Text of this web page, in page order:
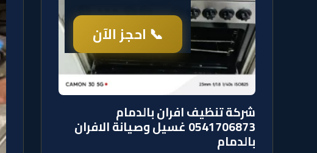
📞 احجز الآن
شركة تنظيف افران بالدمام
0541706873 غسيل وصيانة الافران
بالدمام